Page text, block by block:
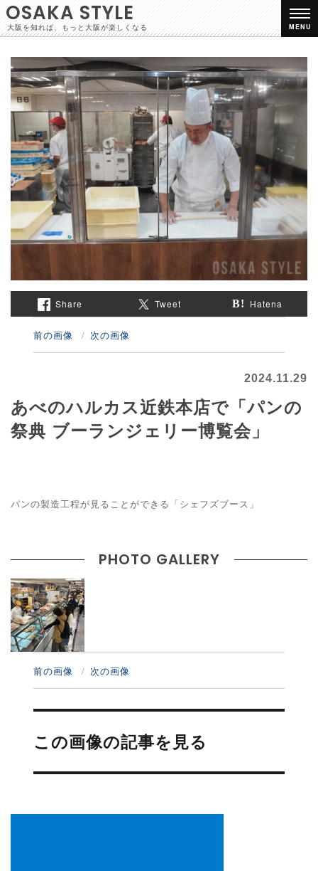
OSAKA STYLE
大阪を知れば、もっと大阪が楽しくなる MENU
Share Tweet Hatena
前の画像 次の画像
2024.11.29
あべのハルカス近鉄本店で「パンの
祭典 ブーランジェリー博覧会」
パンの製造工程が見ることができる「シェフズブース」
PHOTO GALLERY
前の画像 次の画像
投
ナ
ビ
ー
この画像の記事を見る